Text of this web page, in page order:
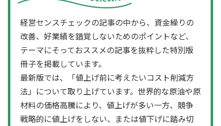
経営センスチェックの記事の中から、資金繰りの
改善、好業績を錯覚しないためのポイントなど、
テーマにそっておススメの記事を抜粋した特別版
冊子を掲載しています。
最新版では、「値上げ前に考えたいコスト削減方
法」について取り上げています。世界的な原油や原
材料の価格高騰により、値上げが多い一方、競争
戦略的に値上げをしない、または値下げに踏み切